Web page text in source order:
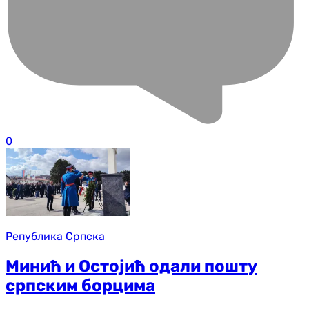
0
Република Српска
Минић и Остојић одали пошту
српским борцима